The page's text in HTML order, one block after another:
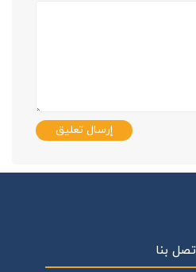
إرسال تعليق
بنا